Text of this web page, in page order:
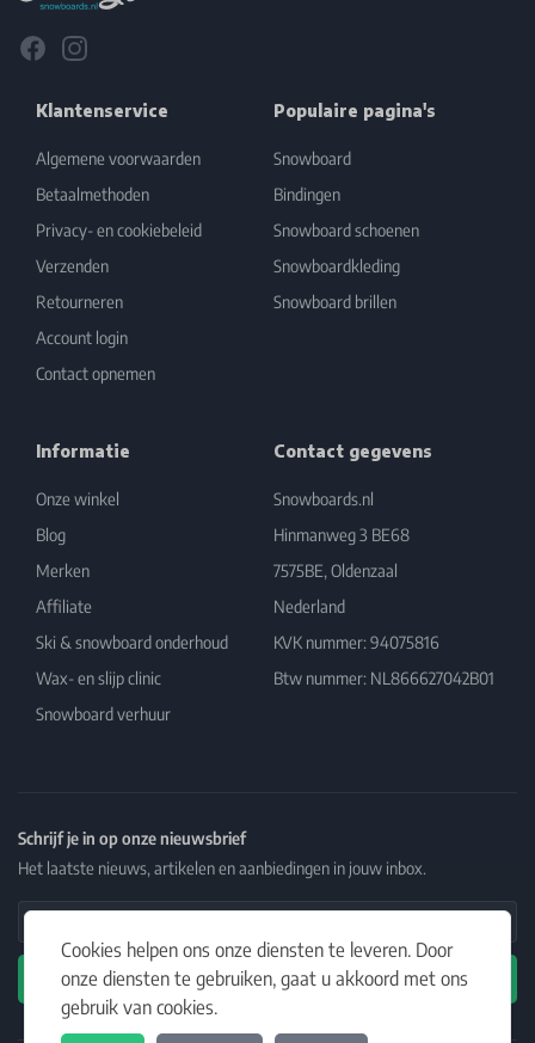
Cookies helpen ons onze diensten te leveren. Door
onze diensten te gebruiken, gaat u akkoord met ons
gebruik van cookies.
FacebookInstagram
Klantenservice
Algemene voorwaarden
Betaalmethoden
Privacy- en cookiebeleid
Verzenden
Retourneren
Account login
Contact opnemen
Populaire pagina's
Snowboard
Bindingen
Snowboard schoenen
Snowboardkleding
Snowboard brillen
Informatie
Onze winkel
Blog
Merken
Affiliate
Ski & snowboard onderhoud
Wax- en slijp clinic
Snowboard verhuur
Contact gegevens
Snowboards.nl
Hinmanweg 3 BE68
7575BE, Oldenzaal
Nederland
KVK nummer: 94075816
Btw nummer: NL866627042B01
Schrijf je in op onze nieuwsbrief
Het laatste nieuws, artikelen en aanbiedingen in jouw inbox.
Email Address
Abonneren